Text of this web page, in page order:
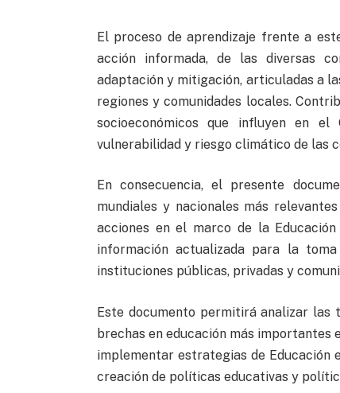
El proceso de aprendizaje frente a
acción informada, de las diversas
adaptación y mitigación, articuladas a
regiones y comunidades locales.
socioeconómicos que influyen en
vulnerabilidad y riesgo climático de las
En consecuencia, el presente
mundiales y nacionales más
acciones en el marco de la
información actualizada para la
instituciones públicas, privadas y
Este documento permitirá analizar las
brechas en educación más importantes
implementar estrategias de Educación
creación de políticas educativas y